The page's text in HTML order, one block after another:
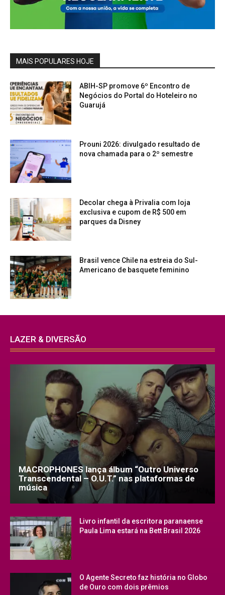
MAIS POPULARES HOJE
ABIH-SP promove 6º Encontro de
Negócios do Portal do Hoteleiro no
Guarujá
Prouni 2026: divulgado resultado de
nova chamada para o 2º semestre
Decolar chega à Privalia com loja
exclusiva e cupom de R$ 500 em
parques da Disney
Brasil vence Chile na estreia do Sul-
Americano de basquete feminino
LAZER & DIVERSÃO
MACROPHONES lança álbum “Outro Universo
Transcendental – O.U.T.” nas plataformas de
música
Livro infantil da escritora paranaense
Paula Lima estará na Bett Brasil 2026
O Agente Secreto faz história no Globo
de Ouro com dois prêmios